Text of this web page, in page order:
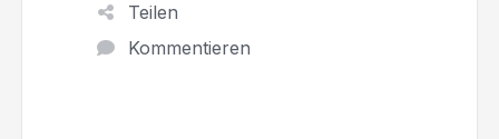
Teilen
Kommentieren